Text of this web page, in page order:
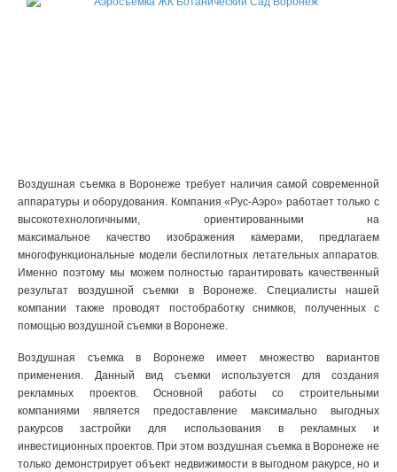
Воздушная съемка в Воронеже требует наличия самой современной
аппаратуры и оборудования. Компания «Рус-Аэро» работает только с
высокотехнологичными, ориентированными на
максимальное качество изображения камерами, предлагаем
многофункциональные модели беспилотных летательных аппаратов.
Именно поэтому мы можем полностью гарантировать качественный
результат воздушной съемки в Воронеже. Специалисты нашей
компании также проводят постобработку снимков, полученных с
помощью воздушной съемки в Воронеже.
Воздушная съемка в Воронеже имеет множество вариантов
применения. Данный вид съемки используется для создания
рекламных проектов. Основной работы со строительными
компаниями является предоставление максимально выгодных
ракурсов застройки для использования в рекламных и
инвестиционных проектов. При этом воздушная съемка в Воронеже не
только демонстрирует объект недвижимости в выгодном ракурсе, но и